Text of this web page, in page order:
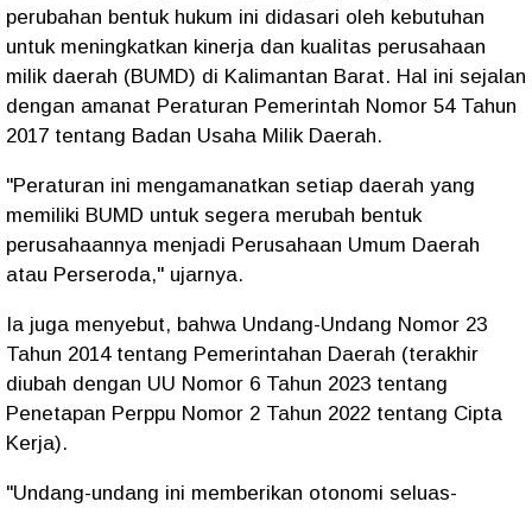
perubahan bentuk hukum ini didasari oleh kebutuhan
untuk meningkatkan kinerja dan kualitas perusahaan
milik daerah (BUMD) di Kalimantan Barat. Hal ini sejalan
dengan amanat Peraturan Pemerintah Nomor 54 Tahun
2017 tentang Badan Usaha Milik Daerah.
"Peraturan ini mengamanatkan setiap daerah yang
memiliki BUMD untuk segera merubah bentuk
perusahaannya menjadi Perusahaan Umum Daerah
atau Perseroda," ujarnya.
Ia juga menyebut, bahwa Undang-Undang Nomor 23
Tahun 2014 tentang Pemerintahan Daerah (terakhir
diubah dengan UU Nomor 6 Tahun 2023 tentang
Penetapan Perppu Nomor 2 Tahun 2022 tentang Cipta
Kerja).
"Undang-undang ini memberikan otonomi seluas-